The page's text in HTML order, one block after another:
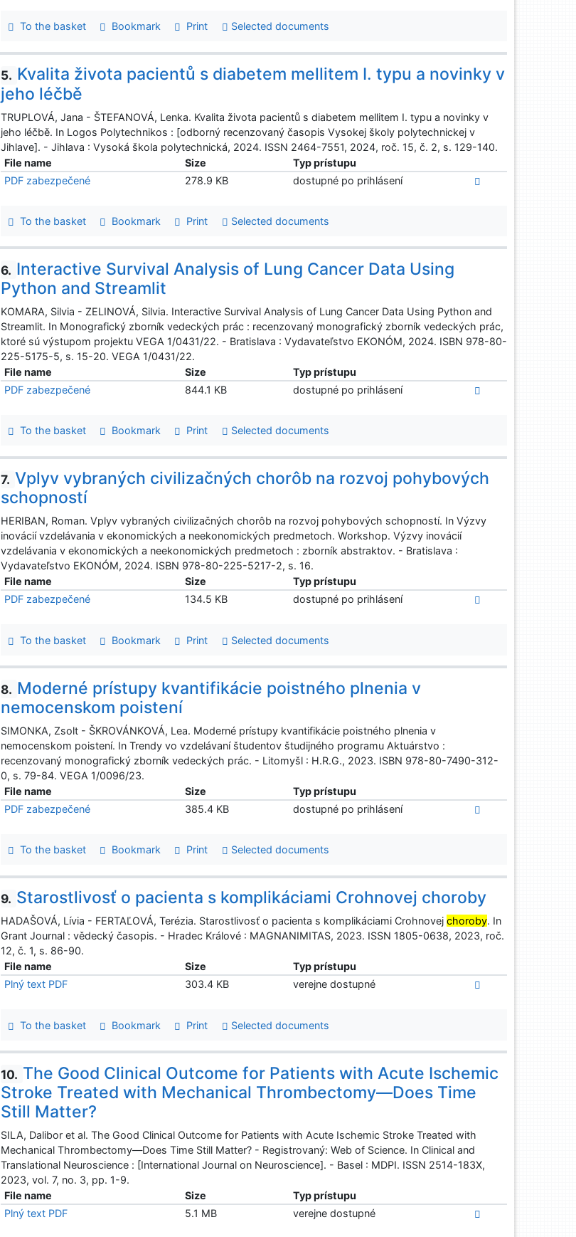
To the basket Bookmark Print Selected documents
5. Kvalita života pacientů s diabetem mellitem I. typu a novinky v
jeho léčbě
TRUPLOVÁ, Jana - ŠTEFANOVÁ, Lenka. Kvalita života pacientů s diabetem mellitem I. typu a novinky v
jeho léčbě. In Logos Polytechnikos : [odborný recenzovaný časopis Vysokej školy polytechnickej v
Jihlave]. - Jihlava : Vysoká škola polytechnická, 2024. ISSN 2464-7551, 2024, roč. 15, č. 2, s. 129-140.
File name
Size
Typ prístupu
PDF zabezpečené
278.9 KB dostupné po prihlásení
To the basket Bookmark Print Selected documents
6. Interactive Survival Analysis of Lung Cancer Data Using
Python and Streamlit
KOMARA, Silvia - ZELINOVÁ, Silvia. Interactive Survival Analysis of Lung Cancer Data Using Python and
Streamlit. In Monografický zborník vedeckých prác : recenzovaný monografický zborník vedeckých prác,
ktoré sú výstupom projektu VEGA 1/0431/22. - Bratislava : Vydavateľstvo EKONÓM, 2024. ISBN 978-80-
225-5175-5, s. 15-20. VEGA 1/0431/22.
File name
Size
Typ prístupu
PDF zabezpečené
844.1 KB dostupné po prihlásení
To the basket Bookmark Print Selected documents
7. Vplyv vybraných civilizačných chorôb na rozvoj pohybových
schopností
HERIBAN, Roman. Vplyv vybraných civilizačných chorôb na rozvoj pohybových schopností. In Výzvy
inovácií vzdelávania v ekonomických a neekonomických predmetoch. Workshop. Výzvy inovácií
vzdelávania v ekonomických a neekonomických predmetoch : zborník abstraktov. - Bratislava :
Vydavateľstvo EKONÓM, 2024. ISBN 978-80-225-5217-2, s. 16.
File name
Size
Typ prístupu
PDF zabezpečené
134.5 KB dostupné po prihlásení
To the basket Bookmark Print Selected documents
8. Moderné prístupy kvantifikácie poistného plnenia v
nemocenskom poistení
SIMONKA, Zsolt - ŠKROVÁNKOVÁ, Lea. Moderné prístupy kvantifikácie poistného plnenia v
nemocenskom poistení. In Trendy vo vzdelávaní študentov študijného programu Aktuárstvo :
recenzovaný monografický zborník vedeckých prác. - Litomyšl : H.R.G., 2023. ISBN 978-80-7490-312-
0, s. 79-84. VEGA 1/0096/23.
File name
Size
Typ prístupu
PDF zabezpečené
385.4 KB dostupné po prihlásení
To the basket Bookmark Print Selected documents
9. Starostlivosť o pacienta s komplikáciami Crohnovej choroby
HADAŠOVÁ, Lívia - FERTAĽOVÁ, Terézia. Starostlivosť o pacienta s komplikáciami Crohnovejchoroby. In
Grant Journal : vědecký časopis. - Hradec Králové : MAGNANIMITAS, 2023. ISSN 1805-0638, 2023, roč.
12, č. 1, s. 86-90.
File name
Size
Typ prístupu
Plný text PDF
303.4 KB verejne dostupné
To the basket Bookmark Print Selected documents
10. The Good Clinical Outcome for Patients with Acute Ischemic
Stroke Treated with Mechanical Thrombectomy—Does Time
Still Matter?
SILA, Dalibor et al. The Good Clinical Outcome for Patients with Acute Ischemic Stroke Treated with
Mechanical Thrombectomy—Does Time Still Matter? - Registrovaný: Web of Science. In Clinical and
Translational Neuroscience : [International Journal on Neuroscience]. - Basel : MDPI. ISSN 2514-183X,
2023, vol. 7, no. 3, pp. 1-9.
File name
Size
Typ prístupu
Plný text PDF
5.1 MB verejne dostupné